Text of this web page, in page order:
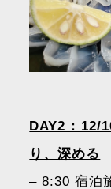
DAY2：12/
り、深める
– 8:30 宿泊